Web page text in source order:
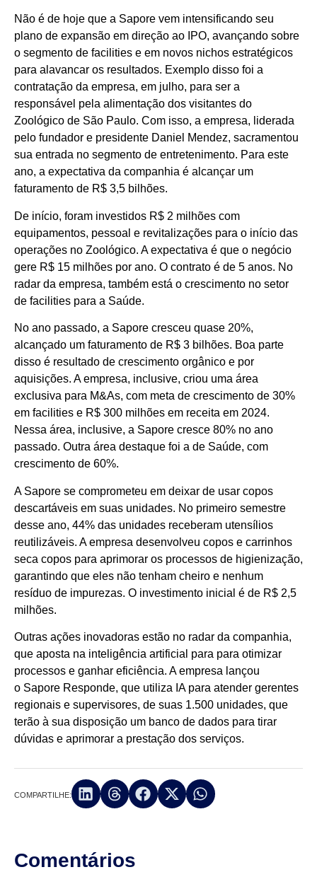
Não é de hoje que a Sapore vem intensificando seu
plano de expansão em direção ao IPO, avançando sobre
o segmento de facilities e em novos nichos estratégicos
para alavancar os resultados. Exemplo disso foi a
contratação da empresa, em julho, para ser a
responsável pela alimentação dos visitantes do
Zoológico de São Paulo. Com isso, a empresa, liderada
pelo fundador e presidente Daniel Mendez, sacramentou
sua entrada no segmento de entretenimento. Para este
ano, a expectativa da companhia é alcançar um
faturamento de R$ 3,5 bilhões.
De início, foram investidos R$ 2 milhões com
equipamentos, pessoal e revitalizações para o início das
operações no Zoológico. A expectativa é que o negócio
gere R$ 15 milhões por ano. O contrato é de 5 anos. No
radar da empresa, também está o crescimento no setor
de facilities para a Saúde.
No ano passado, a Sapore cresceu quase 20%,
alcançado um faturamento de R$ 3 bilhões. Boa parte
disso é resultado de crescimento orgânico e por
aquisições. A empresa, inclusive, criou uma área
exclusiva para M&As, com meta de crescimento de 30%
em facilities e R$ 300 milhões em receita em 2024.
Nessa área, inclusive, a Sapore cresce 80% no ano
passado. Outra área destaque foi a de Saúde, com
crescimento de 60%.
A Sapore se comprometeu em deixar de usar copos
descartáveis em suas unidades. No primeiro semestre
desse ano, 44% das unidades receberam utensílios
reutilizáveis. A empresa desenvolveu copos e carrinhos
seca copos para aprimorar os processos de higienização,
garantindo que eles não tenham cheiro e nenhum
resíduo de impurezas. O investimento inicial é de R$ 2,5
milhões.
Outras ações inovadoras estão no radar da companhia,
que aposta na inteligência artificial para para otimizar
processos e ganhar eficiência. A empresa lançou
o Sapore Responde, que utiliza IA para atender gerentes
regionais e supervisores, de suas 1.500 unidades, que
terão à sua disposição um banco de dados para tirar
dúvidas e aprimorar a prestação dos serviços.
COMPARTILHE:
Comentários